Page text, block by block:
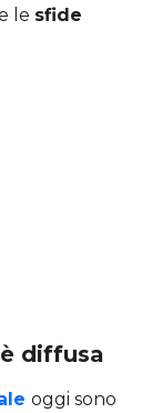
le sfide
diffusa
oggi sono